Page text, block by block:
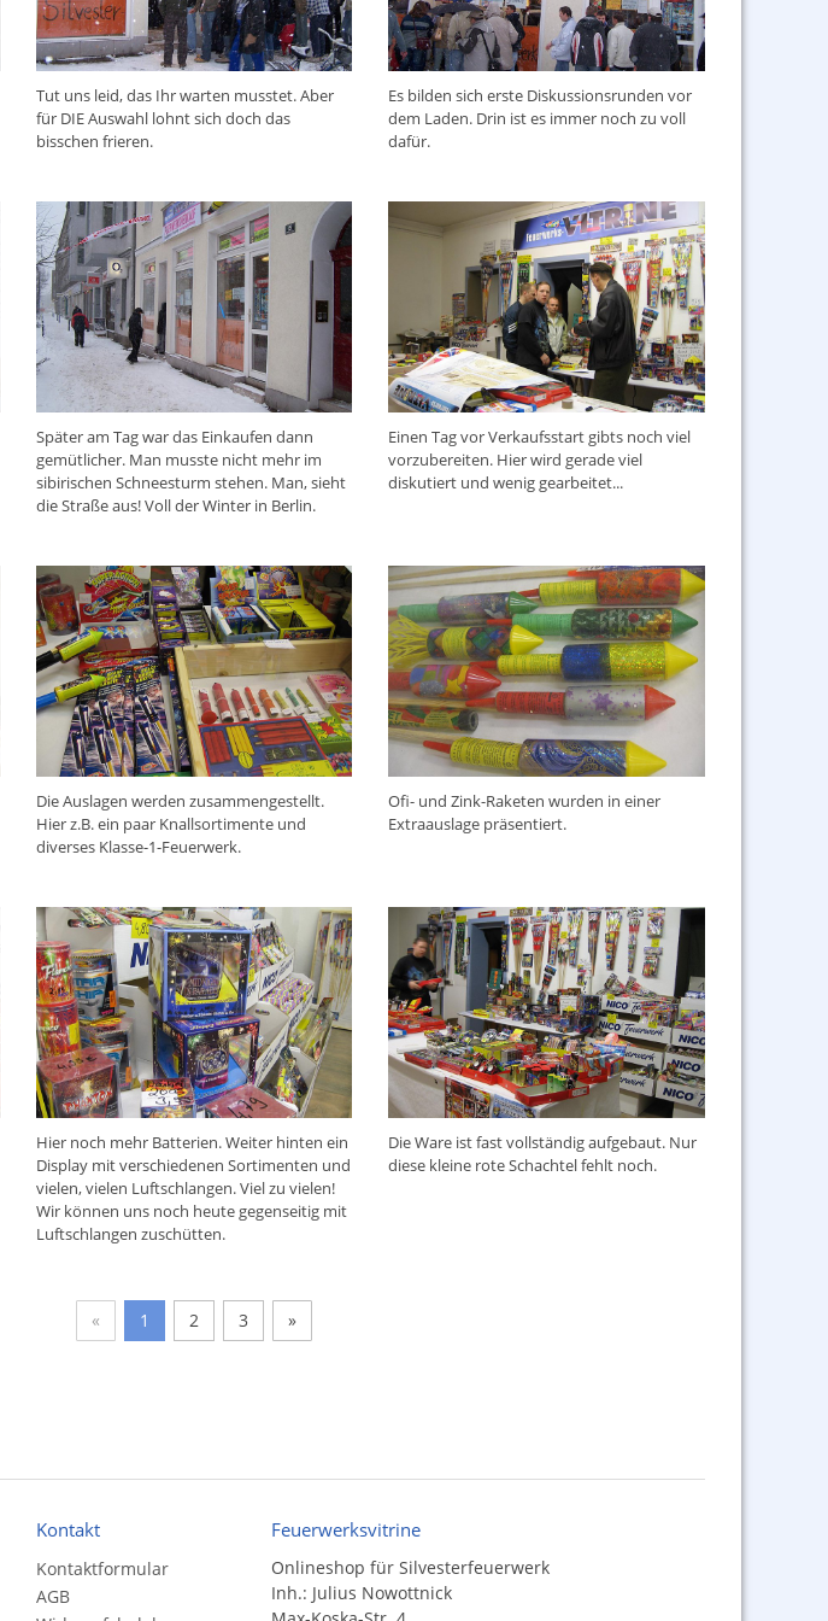
Tut uns leid, das Ihr warten musstet. Aber
für DIE Auswahl lohnt sich doch das
bisschen frieren.
Es bilden sich erste Diskussionsrunden vor
dem Laden. Drin ist es immer noch zu voll
dafür.
Später am Tag war das Einkaufen dann
gemütlicher. Man musste nicht mehr im
sibirischen Schneesturm stehen. Man, sieht
die Straße aus! Voll der Winter in Berlin.
Einen Tag vor Verkaufsstart gibts noch viel
vorzubereiten. Hier wird gerade viel
diskutiert und wenig gearbeitet...
Die Auslagen werden zusammengestellt.
Hier z.B. ein paar Knallsortimente und
diverses Klasse-1-Feuerwerk.
Ofi- und Zink-Raketen wurden in einer
Extraauslage präsentiert.
Hier noch mehr Batterien. Weiter hinten ein
Display mit verschiedenen Sortimenten und
vielen, vielen Luftschlangen. Viel zu vielen!
Wir können uns noch heute gegenseitig mit
Luftschlangen zuschütten.
Die Ware ist fast vollständig aufgebaut. Nur
diese kleine rote Schachtel fehlt noch.
« 1 2 3 »
Kontakt
Kontaktformular
AGB
Feuerwerksvitrine
Onlineshop für Silvesterfeuerwerk
Inh.: Julius Nowottnick